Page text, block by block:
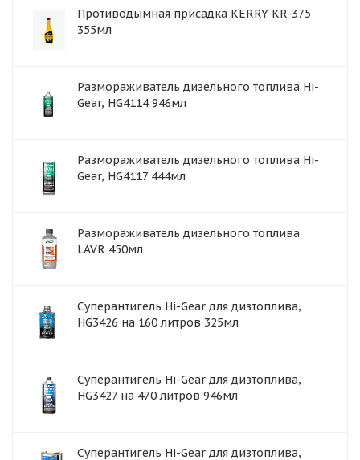
Противодымная присадка KERRY KR-375
355мл
Размораживатель дизельного топлива Hi-
Gear, HG4114 946мл
Размораживатель дизельного топлива Hi-
Gear, HG4117 444мл
Размораживатель дизельного топлива
LAVR 450мл
Суперантигель Hi-Gear для дизтоплива,
HG3426 на 160 литров 325мл
Суперантигель Hi-Gear для дизтоплива,
HG3427 на 470 литров 946мл
Суперантигель Hi-Gear для дизтоплива,